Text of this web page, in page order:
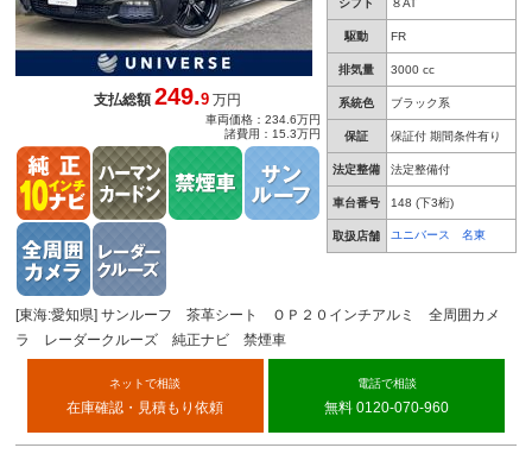
駆動 FR
排気量 3000 cc
系統色 ブラック系
保証 保証付 期間条件有り
法定整備 法定整備付
車台番号 148 (下3桁)
取扱店舗 ユニバース 名東
支払総額249.9 万円
車両価格：234.6万円
諸費用：15.3万円
[東海:愛知県] サンルーフ 茶革シート ＯＰ２０インチアルミ 全周囲カメ
ラ レーダークルーズ 純正ナビ 禁煙車
ネットで相談
在庫確認・見積もり依頼
電話で相談
無料 0120-070-960